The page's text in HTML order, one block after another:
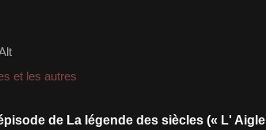
et les autres
de La légende des siècles (« L' Aigle